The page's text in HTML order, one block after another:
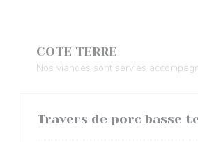
COTE TERRE
Nos viandes sont servies
Travers de porc